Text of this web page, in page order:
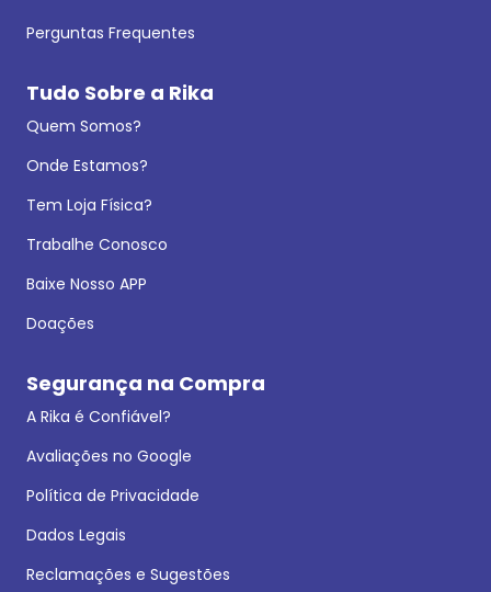
Perguntas Frequentes
Tudo Sobre a Rika
Quem Somos?
Onde Estamos?
Tem Loja Física?
Trabalhe Conosco
Baixe Nosso APP
Doações
Segurança na Compra
A Rika é Confiável?
Avaliações no Google
Política de Privacidade
Dados Legais
Reclamações e Sugestões